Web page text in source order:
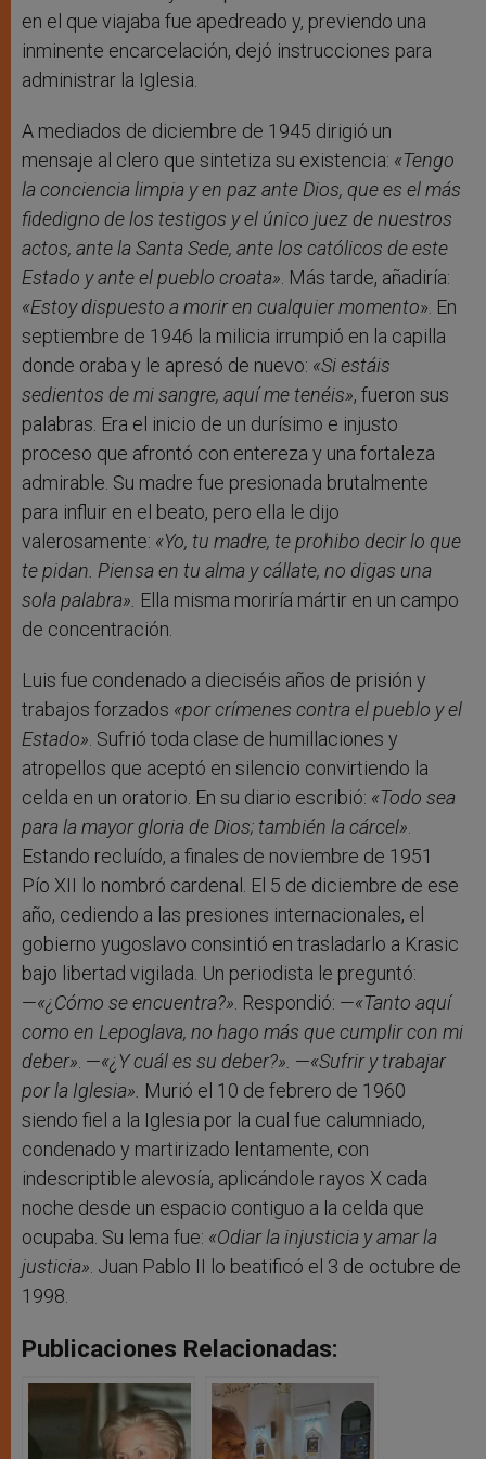
en el que viajaba fue apedreado y, previendo una
inminente encarcelación, dejó instrucciones para
administrar la Iglesia.
A mediados de diciembre de 1945 dirigió un
mensaje al clero que sintetiza su existencia: «Tengo
la conciencia limpia y en paz ante Dios, que es el más
fidedigno de los testigos y el único juez de nuestros
actos, ante la Santa Sede, ante los católicos de este
Estado y ante el pueblo croata». Más tarde, añadiría:
«Estoy dispuesto a morir en cualquier momento». En
septiembre de 1946 la milicia irrumpió en la capilla
donde oraba y le apresó de nuevo: «Si estáis
sedientos de mi sangre, aquí me tenéis», fueron sus
palabras. Era el inicio de un durísimo e injusto
proceso que afrontó con entereza y una fortaleza
admirable. Su madre fue presionada brutalmente
para influir en el beato, pero ella le dijo
valerosamente: «Yo, tu madre, te prohibo decir lo que
te pidan. Piensa en tu alma y cállate, no digas una
sola palabra». Ella misma moriría mártir en un campo
de concentración.
Luis fue condenado a dieciséis años de prisión y
trabajos forzados «por crímenes contra el pueblo y el
Estado». Sufrió toda clase de humillaciones y
atropellos que aceptó en silencio convirtiendo la
celda en un oratorio. En su diario escribió: «Todo sea
para la mayor gloria de Dios; también la cárcel».
Estando recluído, a finales de noviembre de 1951
Pío XII lo nombró cardenal. El 5 de diciembre de ese
año, cediendo a las presiones internacionales, el
gobierno yugoslavo consintió en trasladarlo a Krasic
bajo libertad vigilada. Un periodista le preguntó:
—«¿Cómo se encuentra?». Respondió: —«Tanto aquí
como en Lepoglava, no hago más que cumplir con mi
deber». —«¿Y cuál es su deber?». —«Sufrir y trabajar
por la Iglesia». Murió el 10 de febrero de 1960
siendo fiel a la Iglesia por la cual fue calumniado,
condenado y martirizado lentamente, con
indescriptible alevosía, aplicándole rayos X cada
noche desde un espacio contiguo a la celda que
ocupaba. Su lema fue: «Odiar la injusticia y amar la
justicia». Juan Pablo II lo beatificó el 3 de octubre de
1998.
Publicaciones Relacionadas: